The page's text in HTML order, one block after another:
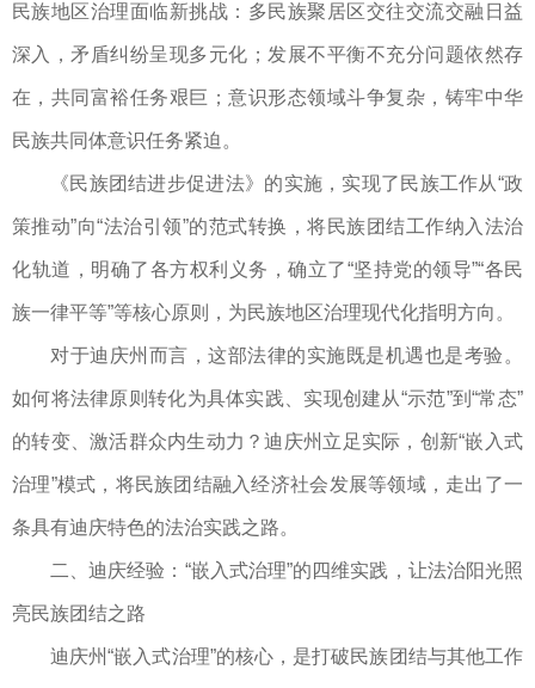
民族地区治理面临新挑战：多民族聚居区交往交流交融日益
深入，矛盾纠纷呈现多元化；发展不平衡不充分问题依然存
在，共同富裕任务艰巨；意识形态领域斗争复杂，铸牢中华
民族共同体意识任务紧迫。
《民族团结进步促进法》的实施，实现了民族工作从“政
策推动”向“法治引领”的范式转换，将民族团结工作纳入法治
化轨道，明确了各方权利义务，确立了“坚持党的领导”“各民
族一律平等”等核心原则，为民族地区治理现代化指明方向。
对于迪庆州而言，这部法律的实施既是机遇也是考验。
如何将法律原则转化为具体实践、实现创建从“示范”到“常态”
的转变、激活群众内生动力？迪庆州立足实际，创新“嵌入式
治理”模式，将民族团结融入经济社会发展等领域，走出了一
条具有迪庆特色的法治实践之路。
二、迪庆经验：“嵌入式治理”的四维实践，让法治阳光照
亮民族团结之路
迪庆州“嵌入式治理”的核心，是打破民族团结与其他工作